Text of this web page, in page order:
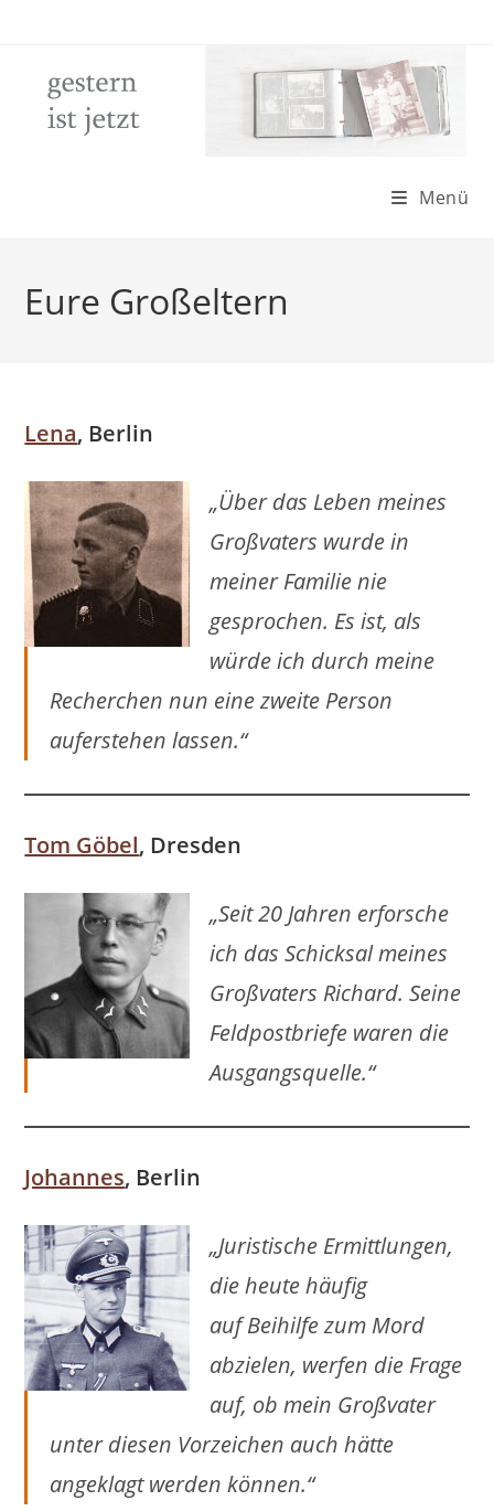
Menü
Eure Großeltern
Lena, Berlin
„Über das Leben meines
Großvaters wurde in
meiner Familie nie
gesprochen. Es ist, als
würde ich durch meine
Recherchen nun eine zweite Person
auferstehen lassen.“
Tom Göbel, Dresden
„Seit 20 Jahren erforsche
ich das Schicksal meines
Großvaters Richard. Seine
Feldpostbriefe waren die
Ausgangsquelle.“
Johannes, Berlin
„Juristische Ermittlungen,
die heute häufig
aufBeihilfezum Mord
abzielen, werfen die Frage
auf, ob mein Großvater
unter diesen Vorzeichen auch hätte
angeklagt werden können.“